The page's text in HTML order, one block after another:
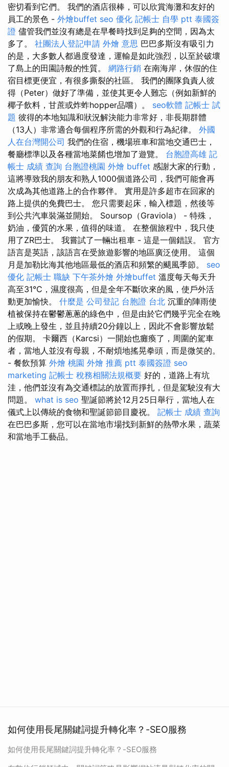
密切看到它們。 我們的酒店很棒，可以欣賞海灘和友好的
員工的景色 - 外燴buffet seo 優化 記帳士 自學 ptt 泰國簽
證 儘管我們並沒有總是在早餐時找到足夠的空間，因為太
多了。 社團法人登記申請 外燴 意思 巴巴多斯沒有吸引力
的是，大多數人都過度發達，運輸是如此強烈，以至於破壞
了島上的田園詩般的性質。 網路行銷 在南海岸，休假的住
宿目標更便宜，有很多撕裂的社區。 我們的團隊負責人彼
得（Peter）做好了準備，並使其更令人難忘（例如新鮮的
椰子飲料，甘蔗或炸蚱hopper品嚐）。 seo軟體 記帳士 試
題 彼得的本地知識和狀況解決能力非常好，非長期群體
（13人）非常適合每個程序所需的外觀和行為紀律。 外國
人在台灣開公司 我們的住宿，機場班車和當地交通巴士，
餐廳標準以及各種當地菜餚也增加了遊覽。 台胞證高雄 記
帳士 成績 查詢 台胞證桃園 外燴 buffet 感謝大家的行動，
這將導致我的朋友和熟人1000個道路公司，我們可能會再
次成為其他道路上的合作夥伴。 實用是許多超市在回家的
路上提供的免費巴士。 您只需要起床，輸入標題，然後等
到公共汽車裝滿並開始。 Soursop（Graviola） - 特殊，
奶油，優質的水果，值得的味道。 在整個旅程中，我只使
用了ZR巴士。 我嘗試了一輛出租車 - 這是一個錯誤。 官方
語言是英語，該語言在受旅遊影響的地區廣泛使用。 這個
月是加勒比海其他地區最低的酒店和頻繁的颶風季節。 seo
優化 記帳士 職缺 下午茶外燴 外燴buffet 溫度每天每天升
高至31°C，濕度很高，但是全年不斷吹來的風，使戶外活
動更加愉快。 什麼是 公司登記 台胞證 台北 沉重的陣雨使
植被保持在鬱鬱蔥蔥的綠色中，但是由於它們幾乎完全在晚
上或晚上發生，並且持續20分鐘以上，因此不會影響放鬆
的假期。 卡爾西（Karcsi）一開始也癱瘓了，周圍的駕車
者，當地人並沒有母親，不耐煩地搖晃拳頭，而是微笑的。
- 餐飲預算 外燴 桃園 外燴 推薦 ptt 泰國簽證 seo
marketing 記帳士 稅務相關法規概要 好的，道路上有坑
洼，他們並沒有為交通標誌的放置而掙扎，但是駕駛沒有大
問題。 what is seo 聖誕節將於12月25日舉行，當地人在
儀式上以傳統的食物和聖誕節節目慶祝。 記帳士 成績 查詢
在巴巴多斯，您可以在當地市場找到新鮮的熱帶水果，蔬菜
和當地手工藝品。
如何使用長尾關鍵詞提升轉化率？-SEO服務
如何使用長尾關鍵詞提升轉化率？-SEO服務